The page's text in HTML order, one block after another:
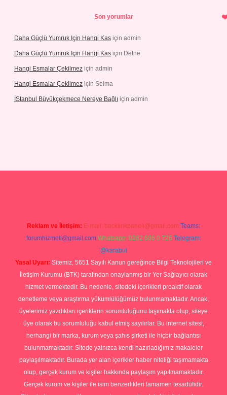
Son yorumlar
Daha Güçlü Yumruk Için Hangi Kas için admin
Daha Güçlü Yumruk Için Hangi Kas için Defne
Hangi Esmalar Çekilmez için admin
Hangi Esmalar Çekilmez için Selma
İStanbul Büyükçekmece Nereye Bağlı için admin
Reklam ve İletişim: E-mail: backlinkpaneli@gmail.com Teams:
forumhizmeti@gmail.com Whatsapp: 0262 606 0 726 Telegram:
@karabul
Yasal Uyarı: Sitemiz, 5651 Sayılı Kanun gereğince Bilgi Teknolojileri ve
İletişim Kurumu (BTK) tarafından onaylanmış bir Yer Sağlayıcı olarak
hizmet vermektedir. Bu nedenle, sitedeki içerikleri proaktif olarak
denetleme veya araştırma yükümlülüğümüz bulunmamaktadır. Ancak,
üyelerimiz yazdıkları içeriklerin sorumluluğunu taşımakta olup, siteye
üye olarak bu sorumluluğu kabul etmiş sayılırlar. Bu internet sitesi,
herhangi bir marka, kurum veya şahıs şirketi ile hiçbir bağlantısı
bulunmamaktadır. Sitede yalnızca kendi hazırladığımız makaleler
paylaşılmaktadır. Burada yer alan içerikler haber niteliği taşımamakta
olup, gerçek kurum ve kişiler hakkında paylaşım yapılmamaktadır.
Gerçek kurum ve kişiler ile isim benzerlikleri tamamen tesadüfidir.